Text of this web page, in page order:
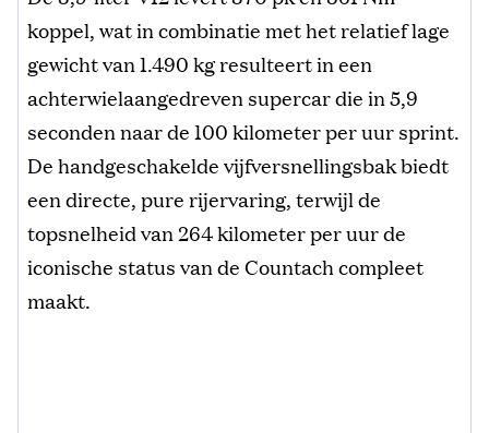
koppel, wat in combinatie met het relatief lage
gewicht van 1.490 kg resulteert in een
achterwielaangedreven supercar die in 5,9
seconden naar de 100 kilometer per uur sprint.
De handgeschakelde vijfversnellingsbak biedt
een directe, pure rijervaring, terwijl de
topsnelheid van 264 kilometer per uur de
iconische status van de Countach compleet
maakt.